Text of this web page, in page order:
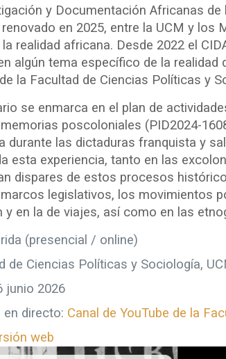
y Documentación Africanas
en 2025, entre la UCM y
realidad africana. Desde 2022 el
algún tema específico de la
la Facultad de Ciencias Políticas y
se enmarca en el plan de
poscoloniales (PID2024-
durante las dictaduras franquista y
esta experiencia, tanto en las
dispares de estos procesos
legislativos, los movimientos
y en la de viajes, así como en las
(presencial / online)
de Ciencias Políticas y Sociología,
junio 2026
en directo: Canal de YouTube de la
web